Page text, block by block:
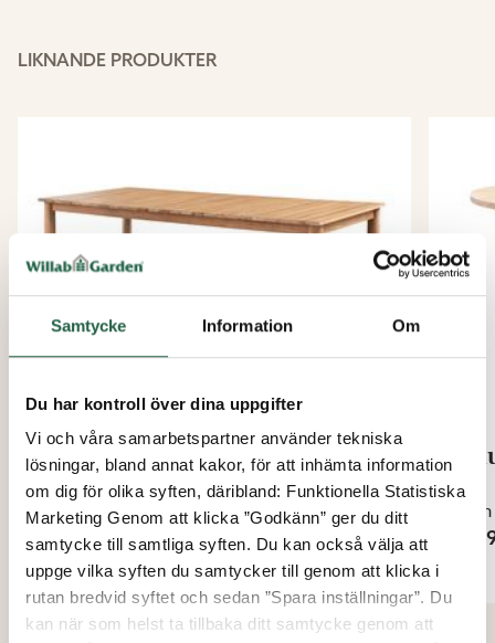
Samtycke Information Om
Du har kontroll över dina uppgifter
Vi och våra samarbetspartner använder tekniska
lösningar, bland annat kakor, för att inhämta information
om dig för olika syften, däribland: Funktionella Statistiska
Marketing Genom att klicka ”Godkänn” ger du ditt
samtycke till samtliga syften. Du kan också välja att
uppge vilka syften du samtycker till genom att klicka i
rutan bredvid syftet och sedan ”Spara inställningar”. Du
kan när som helst ta tillbaka ditt samtycke genom att
LIKNANDE PRODUKTER
Iris matbord
Från
15 995 kr
Från
4